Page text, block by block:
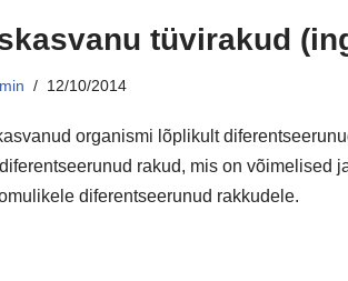
tüvirakud
12/10/2014
organismi lõplikult
rakud, mis on võimelised
diferentseerunud rakkudele.